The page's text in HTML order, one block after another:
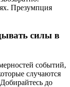
Презумпция
силы в
событий,
случаются
до